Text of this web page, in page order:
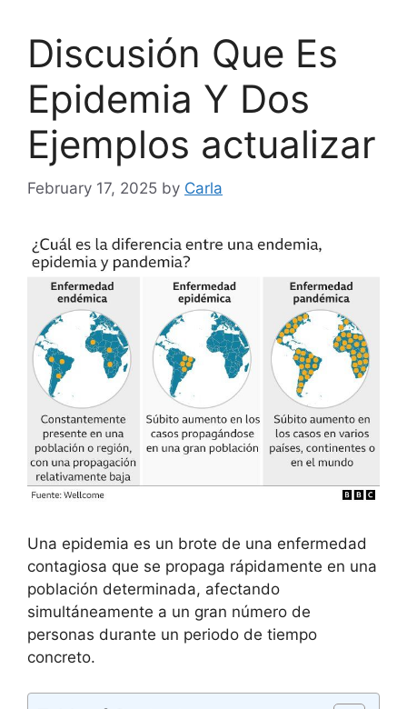
Discusión Que Es
Epidemia Y Dos
Ejemplos actualizar
February 17, 2025 by Carla
Una epidemia es un brote de una enfermedad
contagiosa que se propaga rápidamente en una
población determinada, afectando
simultáneamente a un gran número de
personas durante un periodo de tiempo
concreto.